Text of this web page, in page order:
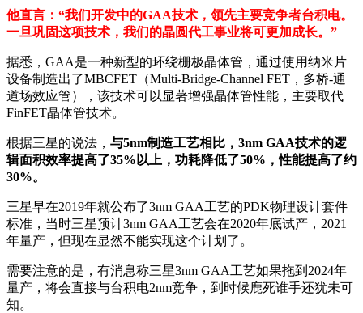
他直言：“我们开发中的GAA技术，领先主要竞争者台积电。
一旦巩固这项技术，我们的晶圆代工事业将可更加成长。”
据悉，GAA是一种新型的环绕栅极晶体管，通过使用纳米片
设备制造出了MBCFET（Multi-Bridge-Channel FET，多桥-通
道场效应管），该技术可以显著增强晶体管性能，主要取代
FinFET晶体管技术。
根据三星的说法， 与5nm制造工艺相比，3nm GAA技术的逻
辑面积效率提高了35%以上，功耗降低了50%，性能提高了约
30%。
三星早在2019年就公布了3nm GAA工艺的PDK物理设计套件
标准，当时三星预计3nm GAA工艺会在2020年底试产，2021
年量产，但现在显然不能实现这个计划了。
需要注意的是，有消息称三星3nm GAA工艺如果拖到2024年
量产，将会直接与台积电2nm竞争，到时候鹿死谁手还犹未可
知。